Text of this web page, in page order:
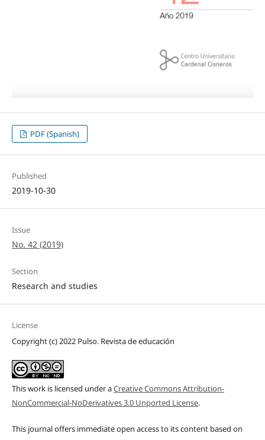
PDF (Spanish)
Published
2019-10-30
Issue
No. 42 (2019)
Section
Research and studies
License
Copyright (c) 2022 Pulso. Revista de educación
This work is licensed under aCreative Commons Attribution-
NonCommercial-NoDerivatives 3.0 Unported License.
This journal offers immediate open access to its content based on